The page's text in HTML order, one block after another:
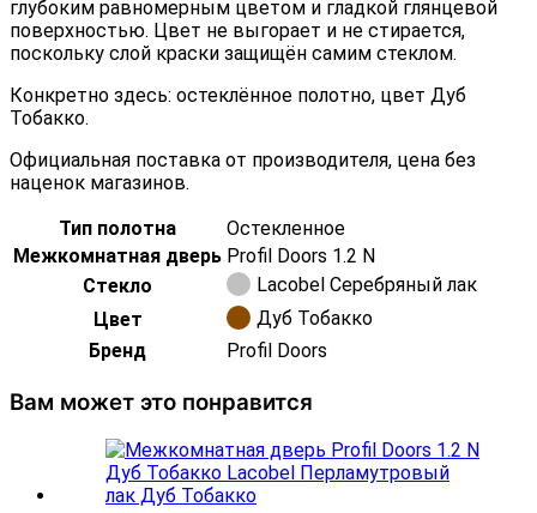
глубоким равномерным цветом и гладкой глянцевой
поверхностью. Цвет не выгорает и не стирается,
поскольку слой краски защищён самим стеклом.
Конкретно здесь: остеклённое полотно, цвет Дуб
Тобакко.
Официальная поставка от производителя, цена без
наценок магазинов.
Тип полотна
Остекленное
Межкомнатная дверь Profil Doors 1.2 N
Стекло
Lacobel Серебряный лак
Цвет
Дуб Тобакко
Бренд
Profil Doors
Вам может это понравится